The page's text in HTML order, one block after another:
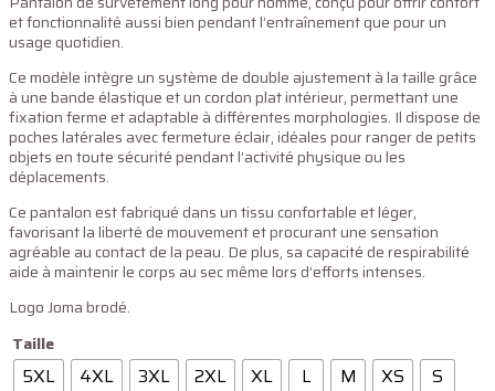
et fonctionnalité aussi bien pendant l’entraînement que pour un
usage quotidien.
Ce modèle intègre un système de double ajustement à la taille grâce
à une bande élastique et un cordon plat intérieur, permettant une
fixation ferme et adaptable à différentes morphologies. Il dispose de
poches latérales avec fermeture éclair, idéales pour ranger de petits
objets en toute sécurité pendant l’activité physique ou les
déplacements.
Ce pantalon est fabriqué dans un tissu confortable et léger,
favorisant la liberté de mouvement et procurant une sensation
agréable au contact de la peau. De plus, sa capacité de respirabilité
aide à maintenir le corps au sec même lors d’efforts intenses.
Logo Joma brodé.
Taille
5XL 4XL 3XL 2XL XL L M XS
S